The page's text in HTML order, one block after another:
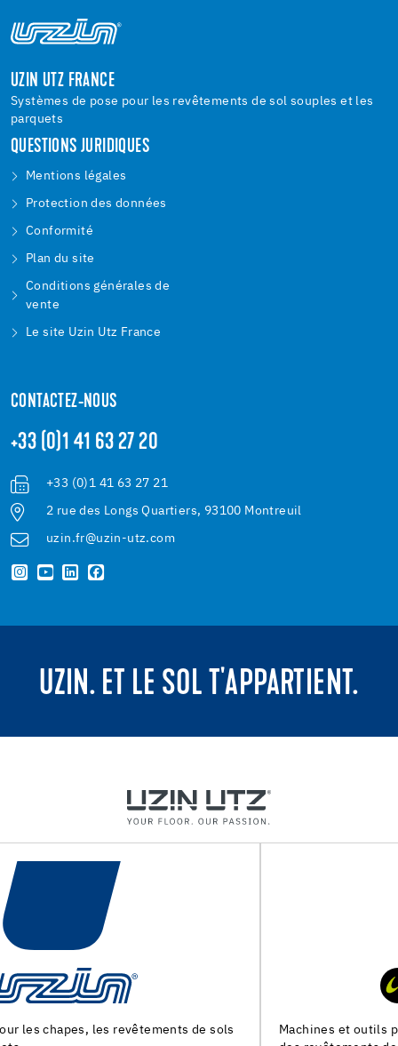
UZIN UTZ FRANCE
Systèmes de pose pour les revêtements de sol souples et les
parquets
QUESTIONS JURIDIQUES
Mentions légales
Protection des données
Conformité
Plan du site
Conditions générales de
vente
Le site Uzin Utz France
CONTACTEZ-NOUS
+33 (0)1 41 63 27 20
+33 (0)1 41 63 27 21
2 rue des Longs Quartiers, 93100 Montreuil
uzin.fr@uzin-utz.com
UZIN. ET LE SOL T'APPARTIENT.
Machines et outils pour la preparation du support et la pose